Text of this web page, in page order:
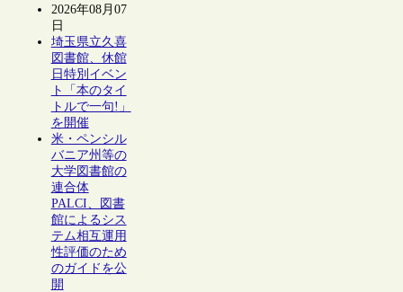
2026年08月07
日
埼玉県立久喜
図書館、休館
日特別イベン
ト「本のタイ
トルで一句!」
を開催
米・ペンシル
バニア州等の
大学図書館の
連合体
PALCI、図書
館によるシス
テム相互運用
性評価のため
のガイドを公
開